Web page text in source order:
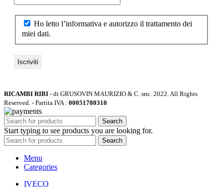
Ho letto l’informativa e autorizzo il trattamento dei
miei dati.
RICAMBI RIBI - di GRUSOVIN MAURIZIO & C. snc. 2022. All Rights
Reserved. - Partita IVA : 00051780310
Search
Start typing to see products you are looking for.
Search
Menu
Categories
IVECO